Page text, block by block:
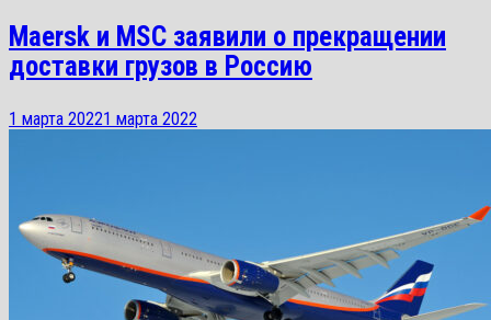
Maersk и MSC заявили о прекращении
доставки грузов в Россию
1 марта 20221 марта 2022